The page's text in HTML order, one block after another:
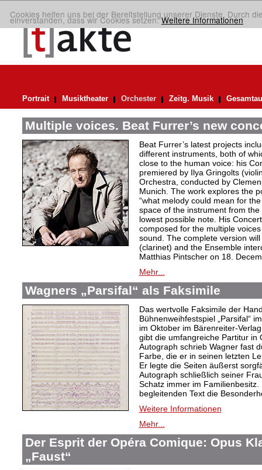
Cookies helfen uns bei der Bereitstellung unserer Dienste. Durch
einverstanden, dass wir Cookies setzen.Weitere Informationen
Portrait Musiktheater Orchester Zeitg. Musik
Multiple voices. Beat Furrer’s new
Beat Furrer’s latest projects
different instruments, both of
close to the human voice: his
premiered by Ilya Gringolts
Orchestra, conducted by
Munich. The work explores the
“what melody could mean for
space of the instrument from
lowest possible note. His
composed for the multiple
sound. The complete version
(clarinet) and the Ensemble
Matthias Pintscher on 18.
Mehr...
Wagners „Parsifal“ als Faksimile
Das wertvolle Faksimile der
Bühnenweihfestspiel „Parsifal“
im Oktober im Bärenreiter-
gibt die umfangreiche Partitur in
Autograph schrieb Wagner fast
Farbe, die er in seinen letzten
Er legte die Seiten äußerst
Autograph schließlich seiner
Schatz immer im
begleitenden Text die
Weitere Informationen
Mehr...
Der Esprit der Opéra Comique: Opus
„Faust“